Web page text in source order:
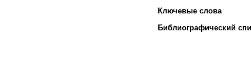
Ключевые слова
Библиографический